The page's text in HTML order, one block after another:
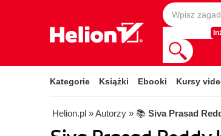
Kategorie Książki Ebooki Kursy
Helion.pl » Autorzy » 📚 Siva Prasad